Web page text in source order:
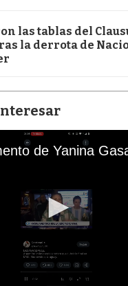
las tablas del
la derrota de